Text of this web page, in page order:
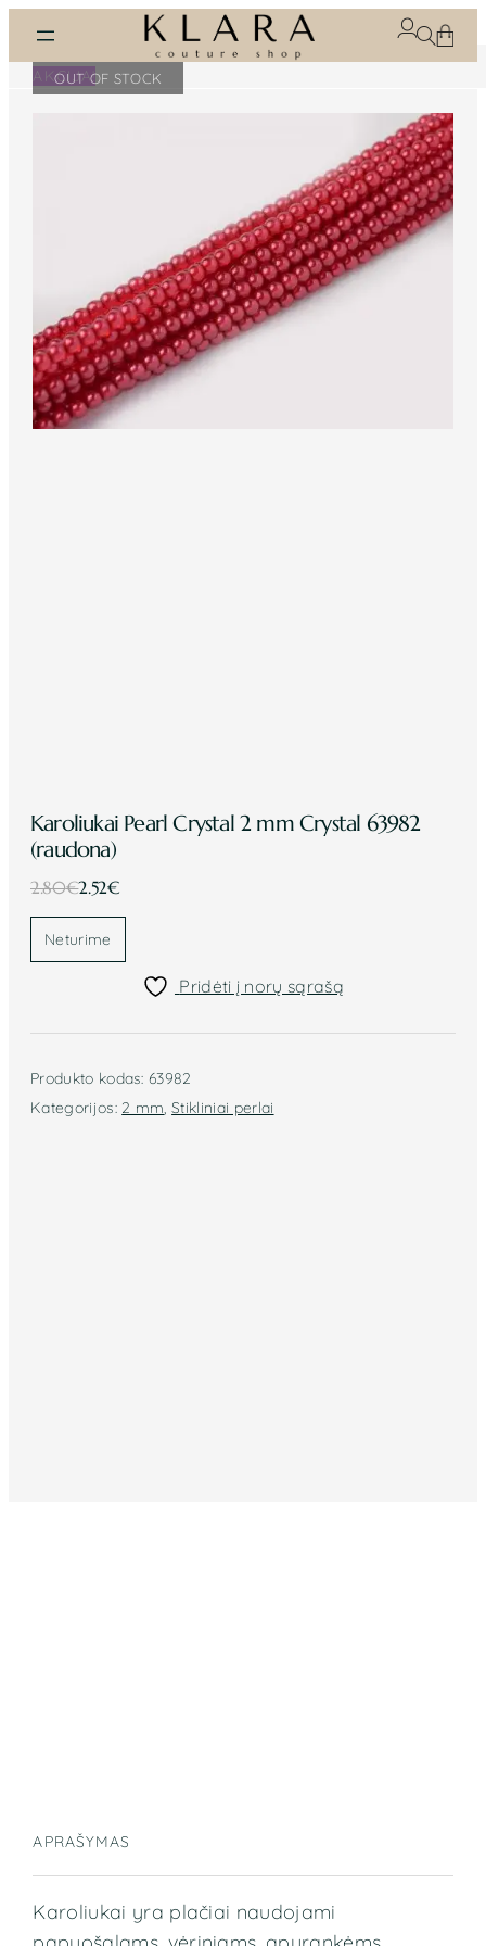
prie
turinio
AKCIJA!
Karoliukai Pearl Crystal 2 mm Crystal 63982
(raudona)
2.80€
Original
price
was:
2.80€.
2.52€
Current
price
2.52€.
Neturime
Pridėti į norų sąrašą
Produkto kodas:63982
Kategorijos: 2 mm,Stikliniai perlai
APRAŠYMAS
Karoliukai yra plačiai naudojami